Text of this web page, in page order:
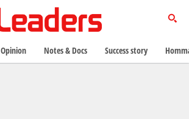
Opinion Notes & Docs Success story